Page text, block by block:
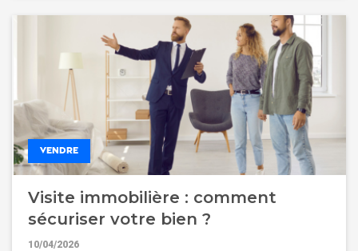
VENDRE
Visite immobilière : comment
sécuriser votre bien ?
10/04/2026